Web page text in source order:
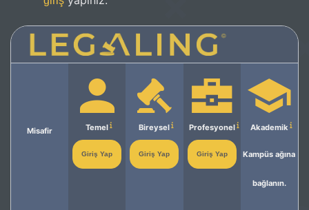
Misafir Temel
Giriş Yap
Bireysel
Giriş Yap
Profesyonel
Giriş Yap
Akademik
Kampüs ağına
bağlanın.